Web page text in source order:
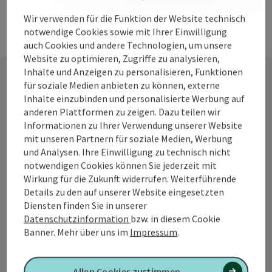
Kontakt
Tourismusverband Quellenviertel
Promenade 2
4701 Bad Schallerbach
+43 7249 42071 0
info@quellenviertel.at
Wir verwenden für die Funktion der Website technisch
notwendige Cookies sowie mit Ihrer Einwilligung
auch Cookies und andere Technologien, um unsere
Website zu optimieren, Zugriffe zu analysieren,
Inhalte und Anzeigen zu personalisieren, Funktionen
für soziale Medien anbieten zu können, externe
Inhalte einzubinden und personalisierte Werbung auf
anderen Plattformen zu zeigen. Dazu teilen wir
Informationen zu Ihrer Verwendung unserer Website
mit unseren Partnern für soziale Medien, Werbung
und Analysen. Ihre Einwilligung zu technisch nicht
notwendigen Cookies können Sie jederzeit mit
Wirkung für die Zukunft widerrufen. Weiterführende
Details zu den auf unserer Website eingesetzten
Diensten finden Sie in unserer
Datenschutzinformation bzw. in diesem Cookie
Banner. Mehr über uns im Impressum.